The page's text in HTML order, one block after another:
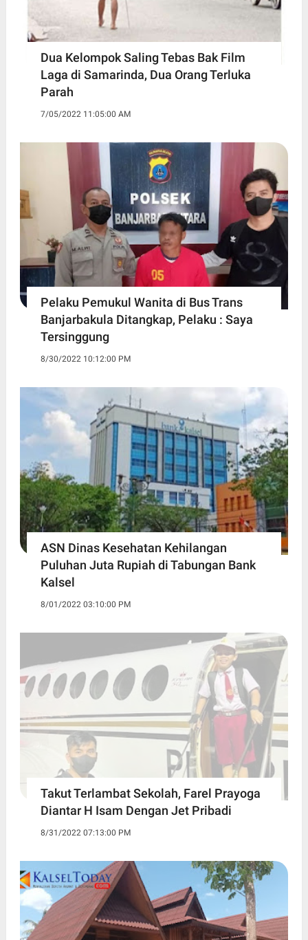
Dua Kelompok Saling Tebas Bak Film
Laga di Samarinda, Dua Orang Terluka
Parah
7/05/2022 11:05:00 AM
Pelaku Pemukul Wanita di Bus Trans
Banjarbakula Ditangkap, Pelaku : Saya
Tersinggung
8/30/2022 10:12:00 PM
ASN Dinas Kesehatan Kehilangan
Puluhan Juta Rupiah di Tabungan Bank
Kalsel
8/01/2022 03:10:00 PM
Takut Terlambat Sekolah, Farel Prayoga
Diantar H Isam Dengan Jet Pribadi
8/31/2022 07:13:00 PM